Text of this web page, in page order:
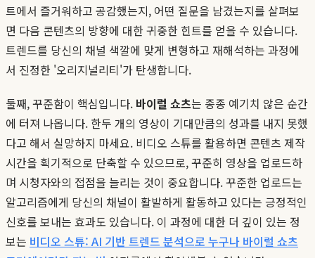
트에서 즐거워하고 공감했는지, 어떤 질문을 남겼는지를 살펴보
면 다음 콘텐츠의 방향에 대한 귀중한 힌트를 얻을 수 있습니다.
트렌드를 당신의 채널 색깔에 맞게 변형하고 재해석하는 과정에
서 진정한 '오리지널리티'가 탄생합니다.
둘째, 꾸준함이 핵심입니다. 바이럴 쇼츠는 종종 예기치 않은 순간
에 터져 나옵니다. 한두 개의 영상이 기대만큼의 성과를 내지 못했
다고 해서 실망하지 마세요. 비디오 스튜를 활용하면 콘텐츠 제작
시간을 획기적으로 단축할 수 있으므로, 꾸준히 영상을 업로드하
며 시청자와의 접점을 늘리는 것이 중요합니다. 꾸준한 업로드는
알고리즘에게 당신의 채널이 활발하게 활동하고 있다는 긍정적인
신호를 보내는 효과도 있습니다. 이 과정에 대한 더 깊이 있는 정
보는 비디오 스튜: AI 기반 트렌드 분석으로 누구나 바이럴 쇼츠